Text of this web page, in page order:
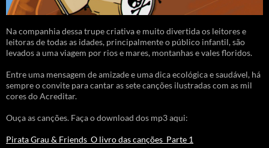
Na companhia dessa trupe criativa e muito divertida os leitores e
leitoras de todas as idades, principalmente o público infantil, são
levados a uma viagem por rios e mares, montanhas e vales floridos.
Entre uma mensagem de amizade e uma dica ecológica e saudável, há
sempre o convite para cantar as sete canções ilustradas com as mil
cores do Acreditar.
Ouça as canções. Faça o download dos mp3 aqui:
Pirata Grau & Friends_O livro das canções_Parte 1